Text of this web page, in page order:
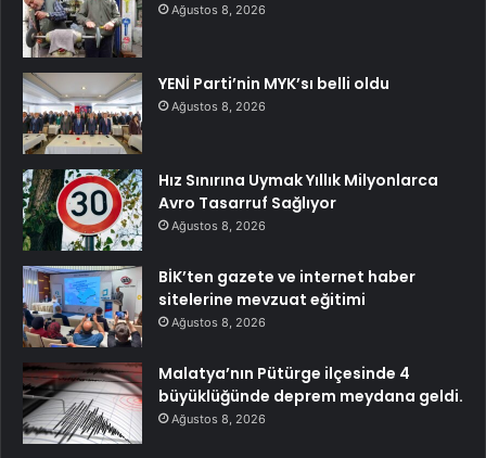
Ağustos 8, 2026
YENİ Parti’nin MYK’sı belli oldu
Ağustos 8, 2026
Hız Sınırına Uymak Yıllık Milyonlarca
Avro Tasarruf Sağlıyor
Ağustos 8, 2026
BİK’ten gazete ve internet haber
sitelerine mevzuat eğitimi
Ağustos 8, 2026
Malatya’nın Pütürge ilçesinde 4
büyüklüğünde deprem meydana geldi.
Ağustos 8, 2026